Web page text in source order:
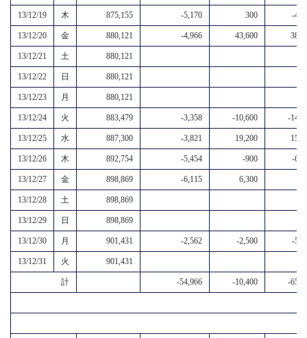
13/12/19 木 875,155 -5,170 300 -
13/12/20 金 880,121 -4,966 43,600
13/12/21 土 880,121
13/12/22 日 880,121
13/12/23 月 880,121
13/12/24 火 883,479 -3,358 -10,600 -
13/12/25 水 887,300 -3,821 19,200
13/12/26 木 892,754 -5,454 -900 -
13/12/27 金 898,869 -6,115 6,300
13/12/28 土 898,869
13/12/29 日 898,869
13/12/30 月 901,431 -2,562 -2,500 -
13/12/31 火 901,431
計 -54,966 -10,400 -